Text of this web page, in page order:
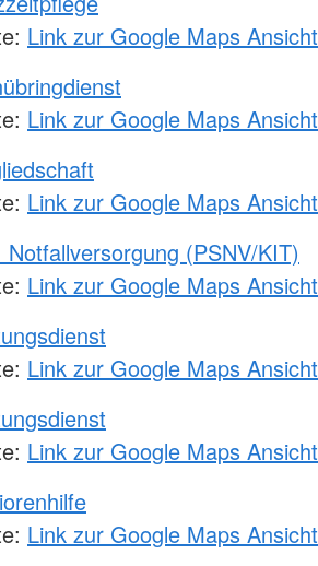
Link zur Google Maps Ansicht
Link zur Google Maps Ansicht
Link zur Google Maps Ansicht
Notfallversorgung (PSNV/KIT)
Link zur Google Maps Ansicht
Link zur Google Maps Ansicht
Link zur Google Maps Ansicht
Link zur Google Maps Ansicht